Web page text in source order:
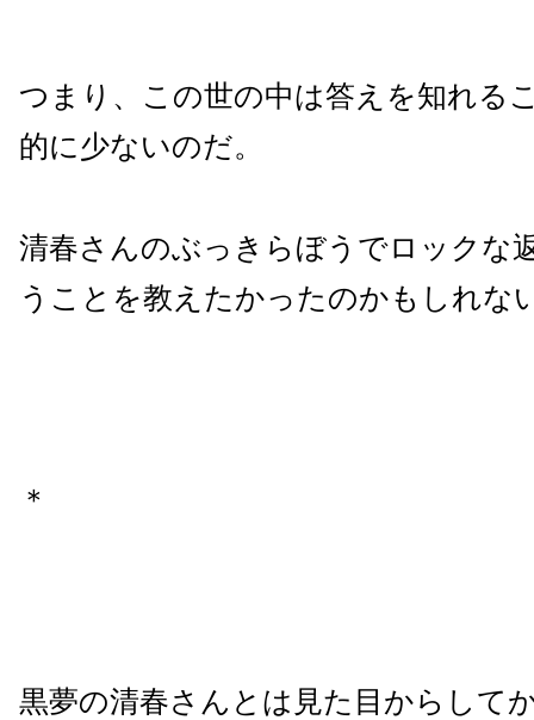
つまり、この世の中は答えを知れる
的に少ないのだ。
清春さんのぶっきらぼうでロックな
うことを教えたかったのかもしれな
＊
黒夢の清春さんとは見た目からして